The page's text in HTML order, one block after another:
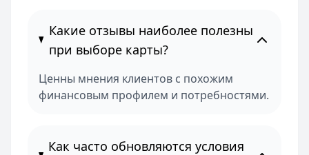
Какие отзывы наиболее полезны
при выборе карты?
Ценны мнения клиентов с похожим
финансовым профилем и потребностями.
Как часто обновляются условия